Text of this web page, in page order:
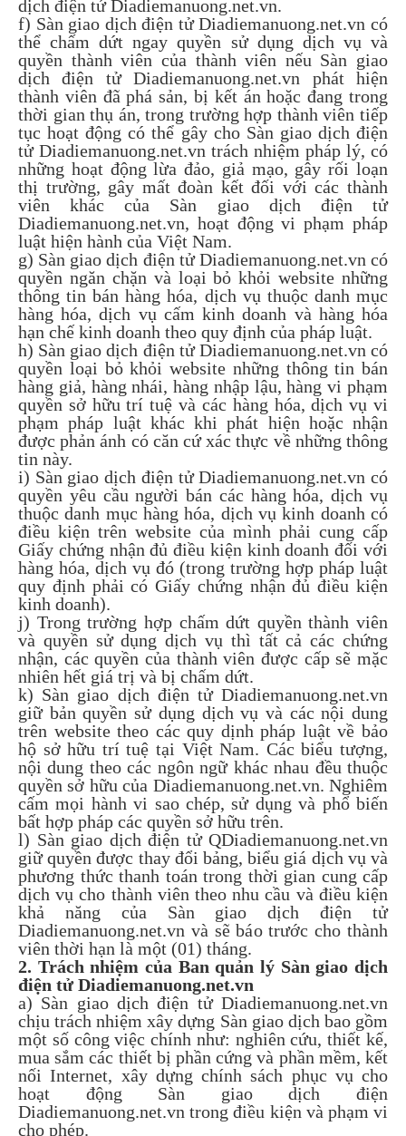
dịch điện tử Diadiemanuong.net.vn.
f) Sàn giao dịch điện tử Diadiemanuong.net.vn có
thể chấm dứt ngay quyền sử dụng dịch vụ và
quyền thành viên của thành viên nếu Sàn giao
dịch điện tử Diadiemanuong.net.vn phát hiện
thành viên đã phá sản, bị kết án hoặc đang trong
thời gian thụ án, trong trường hợp thành viên tiếp
tục hoạt động có thể gây cho Sàn giao dịch điện
tử Diadiemanuong.net.vn trách nhiệm pháp lý, có
những hoạt động lừa đảo, giả mạo, gây rối loạn
thị trường, gây mất đoàn kết đối với các thành
viên khác của Sàn giao dịch điện tử
Diadiemanuong.net.vn, hoạt động vi phạm pháp
luật hiện hành của Việt Nam.
g) Sàn giao dịch điện tử Diadiemanuong.net.vn có
quyền ngăn chặn và loại bỏ khỏi website những
thông tin bán hàng hóa, dịch vụ thuộc danh mục
hàng hóa, dịch vụ cấm kinh doanh và hàng hóa
hạn chế kinh doanh theo quy định của pháp luật.
h) Sàn giao dịch điện tử Diadiemanuong.net.vn có
quyền loại bỏ khỏi website những thông tin bán
hàng giả, hàng nhái, hàng nhập lậu, hàng vi phạm
quyền sở hữu trí tuệ và các hàng hóa, dịch vụ vi
phạm pháp luật khác khi phát hiện hoặc nhận
được phản ánh có căn cứ xác thực về những thông
tin này.
i) Sàn giao dịch điện tử Diadiemanuong.net.vn có
quyền yêu cầu người bán các hàng hóa, dịch vụ
thuộc danh mục hàng hóa, dịch vụ kinh doanh có
điều kiện trên website của mình phải cung cấp
Giấy chứng nhận đủ điều kiện kinh doanh đối với
hàng hóa, dịch vụ đó (trong trường hợp pháp luật
quy định phải có Giấy chứng nhận đủ điều kiện
kinh doanh).
j) Trong trường hợp chấm dứt quyền thành viên
và quyền sử dụng dịch vụ thì tất cả các chứng
nhận, các quyền của thành viên được cấp sẽ mặc
nhiên hết giá trị và bị chấm dứt.
k) Sàn giao dịch điện tử Diadiemanuong.net.vn
giữ bản quyền sử dụng dịch vụ và các nội dung
trên website theo các quy dịnh pháp luật về bảo
hộ sở hữu trí tuệ tại Việt Nam. Các biểu tượng,
nội dung theo các ngôn ngữ khác nhau đều thuộc
quyền sở hữu của Diadiemanuong.net.vn. Nghiêm
cấm mọi hành vi sao chép, sử dụng và phổ biến
bất hợp pháp các quyền sở hữu trên.
l) Sàn giao dịch điện tử QDiadiemanuong.net.vn
giữ quyền được thay đổi bảng, biểu giá dịch vụ và
phương thức thanh toán trong thời gian cung cấp
dịch vụ cho thành viên theo nhu cầu và điều kiện
khả năng của Sàn giao dịch điện tử
Diadiemanuong.net.vn và sẽ báo trước cho thành
viên thời hạn là một (01) tháng.
2. Trách nhiệm của Ban quản lý Sàn giao dịch
điện tử Diadiemanuong.net.vn
a) Sàn giao dịch điện tử Diadiemanuong.net.vn
chịu trách nhiệm xây dựng Sàn giao dịch bao gồm
một số công việc chính như: nghiên cứu, thiết kế,
mua sắm các thiết bị phần cứng và phần mềm, kết
nối Internet, xây dựng chính sách phục vụ cho
hoạt động Sàn giao dịch điện
Diadiemanuong.net.vn trong điều kiện và phạm vi
cho phép.